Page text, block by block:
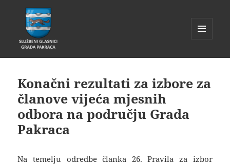
WIDGETI
Konačni rezultati za izbore za
članove vijeća mjesnih
odbora na području Grada
Pakraca
Na temelju odredbe članka 26. Pravila za izbor